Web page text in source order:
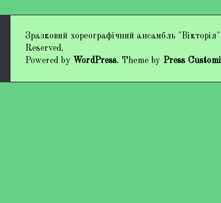
Наші виступи
Працівники колективу
Зразковий хореографічний ансамбль
Reserved.
Powered by WordPress. Theme by Press